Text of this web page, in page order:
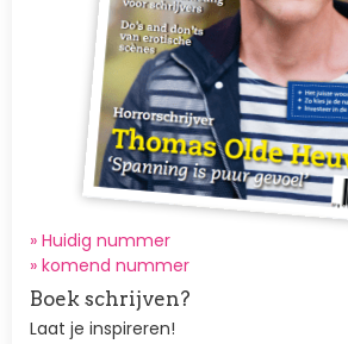
» Huidig nummer
» komend nummer
Boek schrijven?
Laat je inspireren!